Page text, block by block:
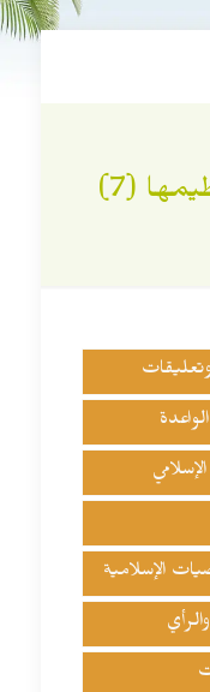
(7)
الواعدة
الإسلامي
الإسلامية